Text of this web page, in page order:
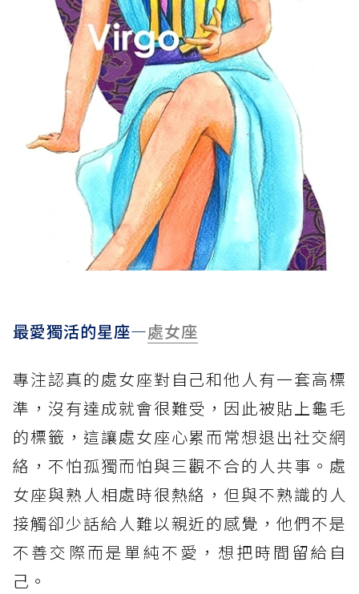
最愛獨活的星座—處女座
專注認真的處女座對自己和他人有一套高標
準，沒有達成就會很難受，因此被貼上龜毛
的標籤，這讓處女座心累而常想退出社交網
絡，不怕孤獨而怕與三觀不合的人共事。處
女座與熟人相處時很熱絡，但與不熟識的人
接觸卻少話給人難以親近的感覺，他們不是
不善交際而是單純不愛，想把時間留給自
己。